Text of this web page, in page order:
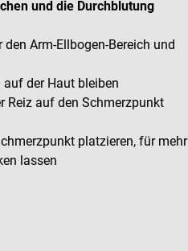
und die Durchblutung
Arm-Ellbogen-Bereich und
der Haut bleiben
Reiz auf den Schmerzpunkt
platzieren, für mehr
lassen